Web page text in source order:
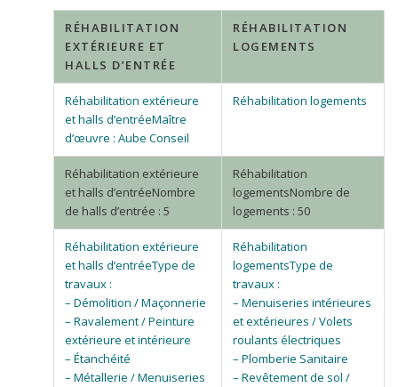
RÉHABILITATION
EXTÉRIEURE ET
HALLS D’ENTRÉE
RÉHABILITATION
LOGEMENTS
Maître
d’œuvre : Aube Conseil
Nombre
de halls d’entrée : 5
Nombre de
logements : 50
Type de
travaux :
– Démolition / Maçonnerie
– Ravalement / Peinture
extérieure et intérieure
– Étanchéité
– Métallerie / Menuiseries
Type de
travaux :
– Menuiseries intérieures
et extérieures / Volets
roulants électriques
– Plomberie Sanitaire
– Revêtement de sol /